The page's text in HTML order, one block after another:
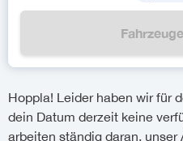
Hoppla! Leider haben wir für
dein Datum derzeit keine
arbeiten ständig daran, unser